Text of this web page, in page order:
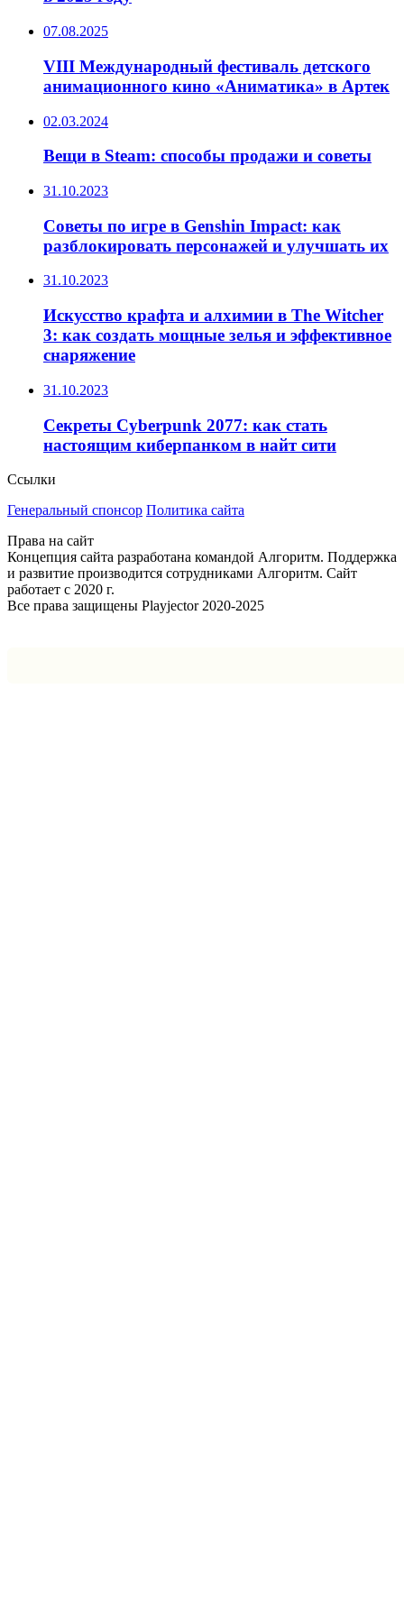
07.08.2025
VIII Международный фестиваль детского
анимационного кино «Аниматика» в Артек
02.03.2024
Вещи в Steam: способы продажи и советы
31.10.2023
Советы по игре в Genshin Impact: как
разблокировать персонажей и улучшать их
31.10.2023
Искусство крафта и алхимии в The Witcher
3: как создать мощные зелья и эффективное
снаряжение
31.10.2023
Секреты Cyberpunk 2077: как стать
настоящим киберпанком в найт сити
Ссылки
Генеральный спонсор Политика сайта
Права на сайт
Концепция сайта разработана командой Алгоритм. Поддержка
и развитие производится сотрудниками Алгоритм. Сайт
работает с 2020 г.
Все права защищены Playjector 2020-2025